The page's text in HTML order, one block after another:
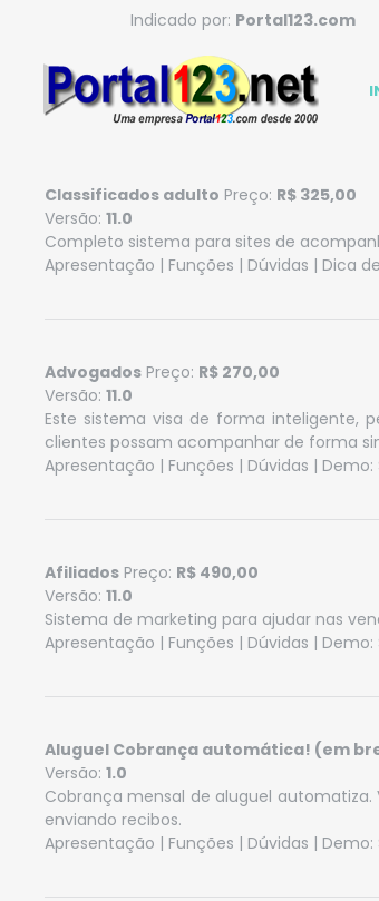
Indicado por: Portal123.com
Classificados adulto Preço: R$ 325,00
Versão: 11.0
Completo sistema para sites de
Apresentação | Funções | Dúvidas | Dica
Advogados Preço: R$ 270,00
Versão: 11.0
Este sistema visa de forma inteligente,
clientes possam acompanhar de forma
Apresentação | Funções | Dúvidas | Demo:
Afiliados Preço: R$ 490,00
Versão: 11.0
Sistema de marketing para ajudar nas
Apresentação | Funções | Dúvidas | Demo:
Aluguel Cobrança automática! (em
Versão: 1.0
Cobrança mensal de aluguel
enviando recibos.
Apresentação | Funções | Dúvidas | Demo: